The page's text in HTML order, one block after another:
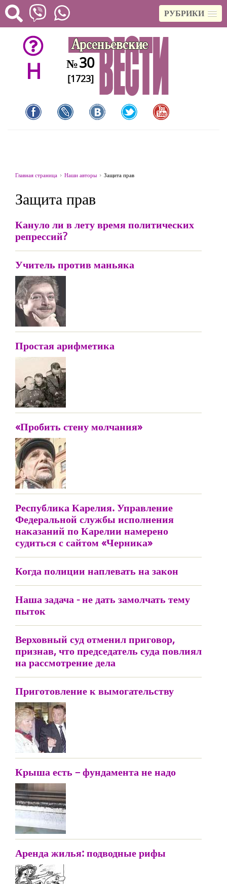
РУБРИКИ
H №30
[1723]
Главная страница Наши авторы Защита прав
Защита прав
Кануло ли в лету время политических
репрессий?
Учитель против маньяка
Простая арифметика
«Пробить стену молчания»
Республика Карелия. Управление
Федеральной службы исполнения
наказаний по Карелии намерено
судиться с сайтом «Черника»
Когда полиции наплевать на закон
Наша задача - не дать замолчать тему
пыток
Верховный суд отменил приговор,
признав, что председатель суда повлиял
на рассмотрение дела
Приготовление к вымогательству
Крыша есть – фундамента не надо
Аренда жилья: подводные рифы